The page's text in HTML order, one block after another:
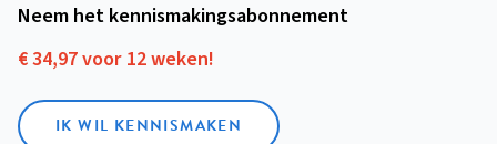
Neem het kennismakings­abonnement
€ 34,97 voor 12 weken!
IK WIL KENNISMAKEN